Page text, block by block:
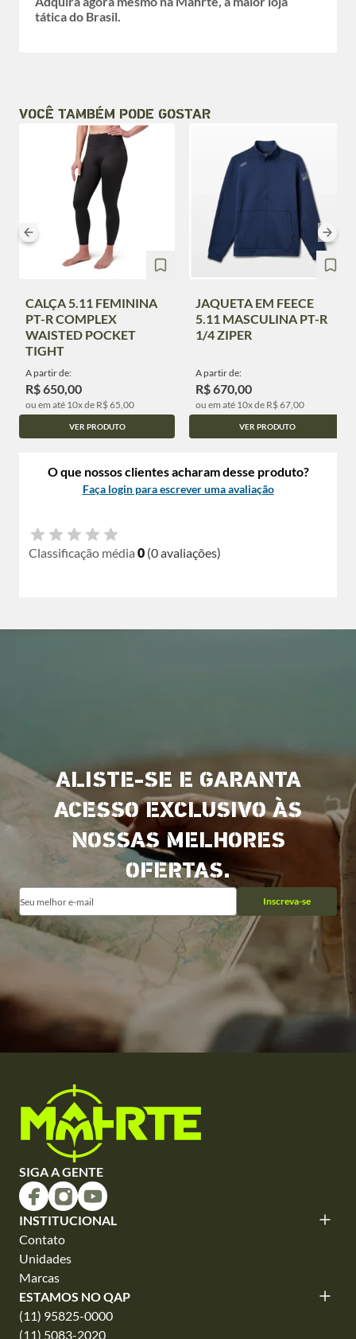
tática do Brasil.
VOCÊ TAMBÉM PODE GOSTAR
CALÇA 5.11 FEMININA
PT-R COMPLEX
WAISTED POCKET
TIGHT
A partir de:
R$ 650,00
ou em até 10x de R$ 65,00
VER PRODUTO
JAQUETA EM FEECE
5.11 MASCULINA PT-R
1/4 ZIPER
A partir de:
R$ 670,00
ou em até 10x de R$ 67,00
VER PRODUTO
O que nossos clientes acharam desse produto?
Faça login para escrever uma avaliação
Classificação média 0 (0 avaliações)
ALISTE-SE E GARANTA
ACESSO EXCLUSIVO ÀS
NOSSAS MELHORES
OFERTAS.
Inscreva-se
SIGA A GENTE
INSTITUCIONAL
Contato
Unidades
Marcas
ESTAMOS NO QAP
(11) 95825-0000
(11) 5083-2020